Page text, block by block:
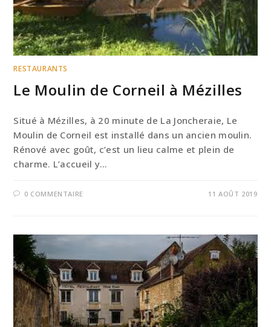
RESTAURANTS
Le Moulin de Corneil à Mézilles
Situé à Mézilles, à 20 minute de La Joncheraie, Le
Moulin de Corneil est installé dans un ancien moulin.
Rénové avec goût, c’est un lieu calme et plein de
charme. L’accueil y…
0 COMMENTAIRE 11 AOÛT 2019